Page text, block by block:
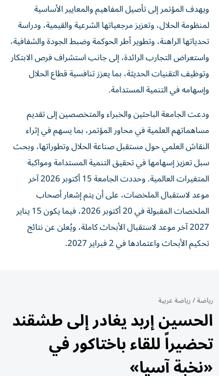
ويهدف المؤتمر إلى تأصيل المفاهيم والمعايير الأساسية
لمنظومة الحلال، وتعزيز مرجعياتها الشرعية والقيمية، ودراسة
تحدياتها الراهنة، وتطوير أطر الحوكمة وضبط الجودة والشفافية،
واستعراض التجارب الرائدة، إلى جانب استشراف فرص الابتكار
وتوظيف التقنيات الحديثة، بما يعزز تنافسية قطاع الحلال
وإسهامه في التنمية المستدامة.
ودعت الجامعة الباحثين والخبراء والمتخصصين إلى تقديم
مساهماتهم العلمية في محاور المؤتمر، بما يسهم في إثراء
النقاش العلمي حول مستقبل صناعة الحلال وتطوراتها، وبحث
سبل تعزيز إسهامها في تحقيق التنمية المستدامة ومواكبة
المتغيرات العالمية. وحددت الجامعة 15 أكتوبر 2026 آخر
موعد لاستقبال الملخصات، على أن يتم إشعار أصحاب
الملخصات المقبولة في 20 أكتوبر 2026، فيما يكون 15 يناير
2027 آخر موعد لاستقبال الأبحاث كاملة، ويُعلن عن نتائج
تحكيم الأبحاث واعتمادها في 2 فبراير 2027.
رياضة/رياضة عربية
الحسين إربد يغادر إلى طشقند
تحضيراً للقاء باختاكور في
«نخبة آسيا»